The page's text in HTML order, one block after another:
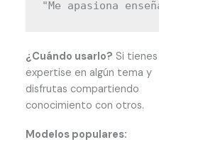
¿Cuándo usarlo? Si tienes
expertise en algún tema y
disfrutas compartiendo
conocimiento con otros.
Modelos populares: